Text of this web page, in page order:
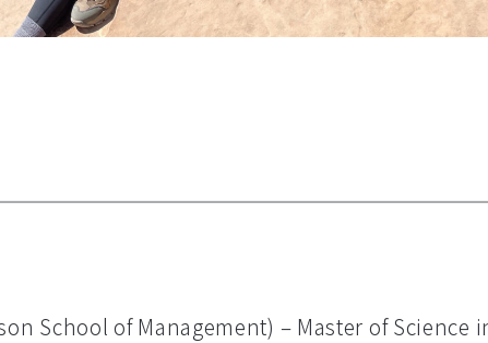
School of Management) – Master of Science